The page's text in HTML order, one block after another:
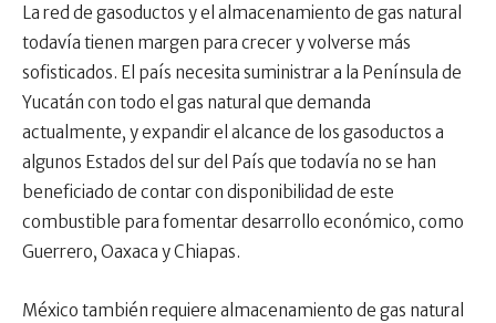
La red de gasoductos y el almacenamiento de gas natural
todavía tienen margen para crecer y volverse más
sofisticados. El país necesita suministrar a la Península de
Yucatán con todo el gas natural que demanda
actualmente, y expandir el alcance de los gasoductos a
algunos Estados del sur del País que todavía no se han
beneficiado de contar con disponibilidad de este
combustible para fomentar desarrollo económico, como
Guerrero, Oaxaca y Chiapas.
México también requiere almacenamiento de gas natural